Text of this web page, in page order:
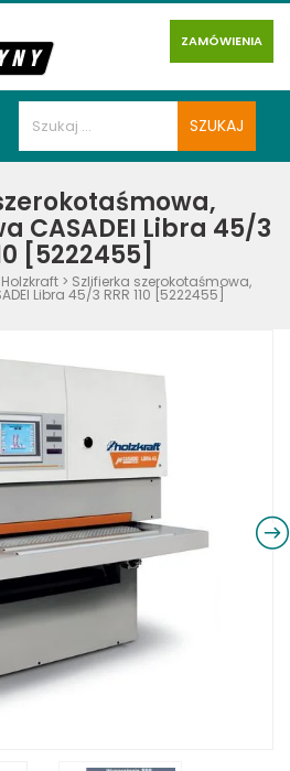
ZAMÓWIENIA
CASADEI Libra 45/3
[5222455]
Holzkraft> Szlifierka szerokotaśmowa,
Libra 45/3 RRR 110 [5222455]